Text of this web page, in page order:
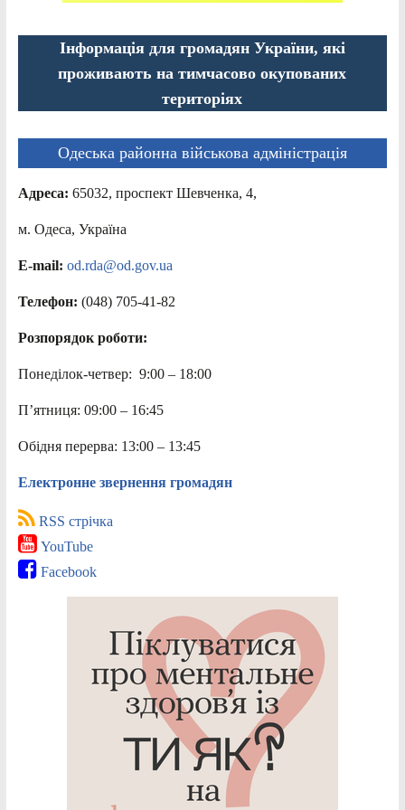
Інформація для громадян України, які
проживають на тимчасово окупованих
територіях
Одеська районна військова адміністрація
Адреса: 65032, проспект Шевченка, 4,
м. Одеса, Україна
E-mail: od.rda@od.gov.ua
Телефон: (048) 705-41-82
Розпорядок роботи:
Понеділок-четвер: 9:00 – 18:00
П’ятниця: 09:00 – 16:45
Обідня перерва: 13:00 – 13:45
Електронне звернення громадян
RSS стрічка
YouTube
Facebook